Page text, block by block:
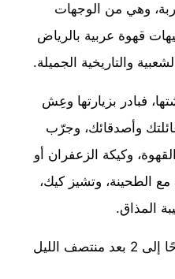
وهي من الوجهات
قهوة عربية بالرياض
والتاريخية الجميلة.
فبادر بزيارتها وعِش
وأصدقائك، وجرّب
وكيكة الزعفران أو
مع الطحينة، وتشيز كيك،
المذاق.
من الساعة 7 صباحًا إلى 2 بعد منتصف الليل